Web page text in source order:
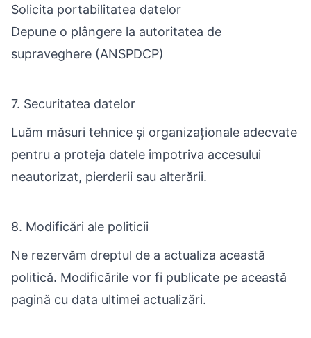
Solicita portabilitatea datelor
Depune o plângere la autoritatea de
supraveghere (ANSPDCP)
7. Securitatea datelor
Luăm măsuri tehnice și organizaționale adecvate
pentru a proteja datele împotriva accesului
neautorizat, pierderii sau alterării.
8. Modificări ale politicii
Ne rezervăm dreptul de a actualiza această
politică. Modificările vor fi publicate pe această
pagină cu data ultimei actualizări.